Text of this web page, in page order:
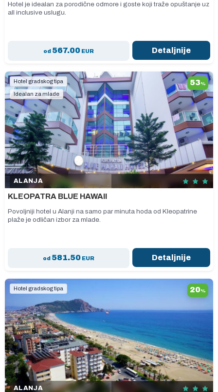
Hotel je idealan za porodične odmore i goste koji traže opuštanje uz
all inclusive uslugu.
od 567.00EUR Detaljnije
Hotel gradskog tipa
Idealan za mlade
53%
ALANJA
KLEOPATRA BLUE HAWAII
Povoljniji hotel u Alanji na samo par minuta hoda od Kleopatrine
plaže je odličan izbor za mlade.
od 581.50EUR Detaljnije
Hotel gradskog tipa 20%
ALANJA